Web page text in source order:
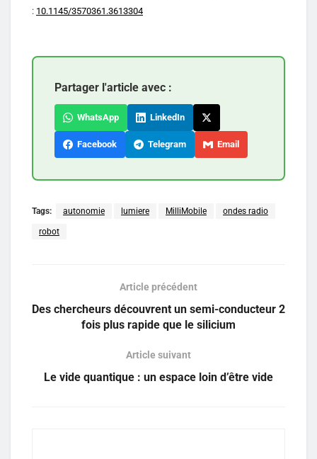
: 10.1145/3570361.3613304
Partager l'article avec :
WhatsApp LinkedIn
Facebook Telegram Email
Tags: autonomie lumiere MilliMobile ondes radio
robot
Article précédent
Des chercheurs découvrent un semi-conducteur 2
fois plus rapide que le silicium
Article suivant
Le vide quantique : un espace loin d’être vide